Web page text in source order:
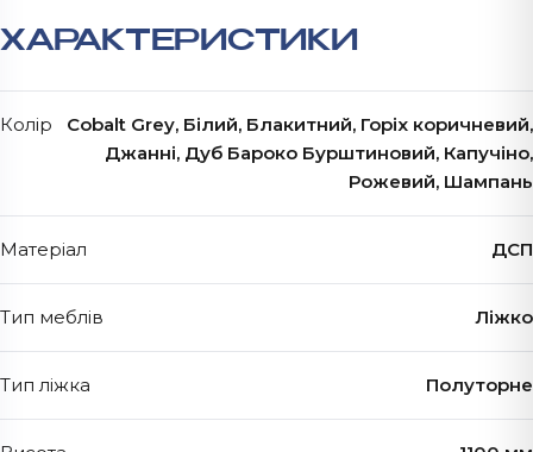
ХАРАКТЕРИСТИКИ
Колір
Cobalt Grey, Білий, Блакитний, Горіх коричневий,
Джанні, Дуб Бароко Бурштиновий, Капучіно,
Рожевий, Шампань
Матеріал ДСП
Тип меблів Ліжко
Тип ліжка Полуторне